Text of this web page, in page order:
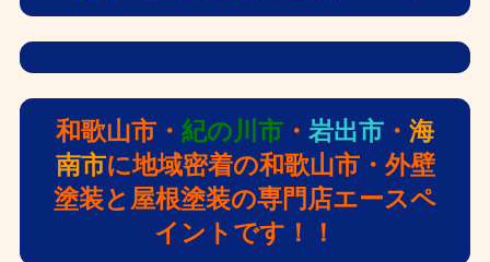
和歌山市・ 紀の川市 ・ 岩出市 ・ 海
南市に地域密着の和歌山市・外壁
塗装と屋根塗装の専門店エースペ
イントです！！